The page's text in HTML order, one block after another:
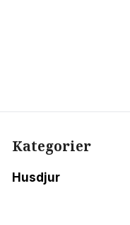
Kategorier
Husdjur